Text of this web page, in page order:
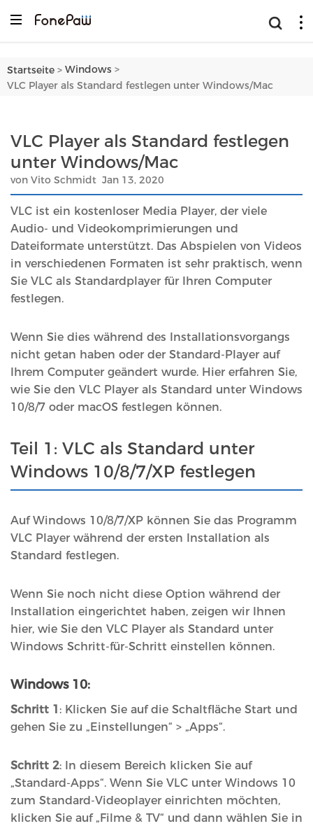
Startseite > Windows >
VLC Player als Standard festlegen unter Windows/Mac
VLC Player als Standard festlegen
unter Windows/Mac
von Vito Schmidt Jan 13, 2020
VLC ist ein kostenloser Media Player, der viele
Audio- und Videokomprimierungen und
Dateiformate unterstützt. Das Abspielen von Videos
in verschiedenen Formaten ist sehr praktisch, wenn
Sie VLC als Standardplayer für Ihren Computer
festlegen.
Wenn Sie dies während des Installationsvorgangs
nicht getan haben oder der Standard-Player auf
Ihrem Computer geändert wurde. Hier erfahren Sie,
wie Sie den VLC Player als Standard unter Windows
10/8/7 oder macOS festlegen können.
Teil 1: VLC als Standard unter
Windows 10/8/7/XP festlegen
Auf Windows 10/8/7/XP können Sie das Programm
VLC Player während der ersten Installation als
Standard festlegen.
Wenn Sie noch nicht diese Option während der
Installation eingerichtet haben, zeigen wir Ihnen
hier, wie Sie den VLC Player als Standard unter
Windows Schritt-für-Schritt einstellen können.
Windows 10:
Schritt 1 : Klicken Sie auf die Schaltfläche Start und
gehen Sie zu „Einstellungen“ > „Apps“.
Schritt 2: In diesem Bereich klicken Sie auf
„Standard-Apps“. Wenn Sie VLC unter Windows 10
zum Standard-Videoplayer einrichten möchten,
klicken Sie auf „Filme & TV“ und dann wählen Sie in